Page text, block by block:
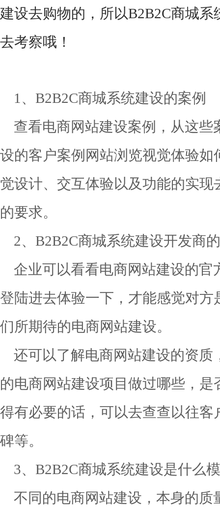
建设去购物的，所以B2B2C商城
去考察哦！
1、B2B2C商城系统建设的案例
查看电商网站建设案例，从这
设的客户案例网站浏览视觉体验
觉设计、交互体验以及功能的实
的要求。
2、B2B2C商城系统建设开发商
企业可以看看电商网站建设的官
登陆进去体验一下，才能感觉对
们所期待的电商网站建设。
还可以了解电商网站建设的资质
的电商网站建设项目做过哪些，
得有必要的话，可以去查查以往
碑等。
3、B2B2C商城系统建设是什么
不同的电商网站建设，本身的质